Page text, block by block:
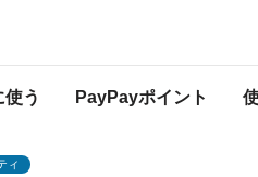
使う PayPayポイント
ィ